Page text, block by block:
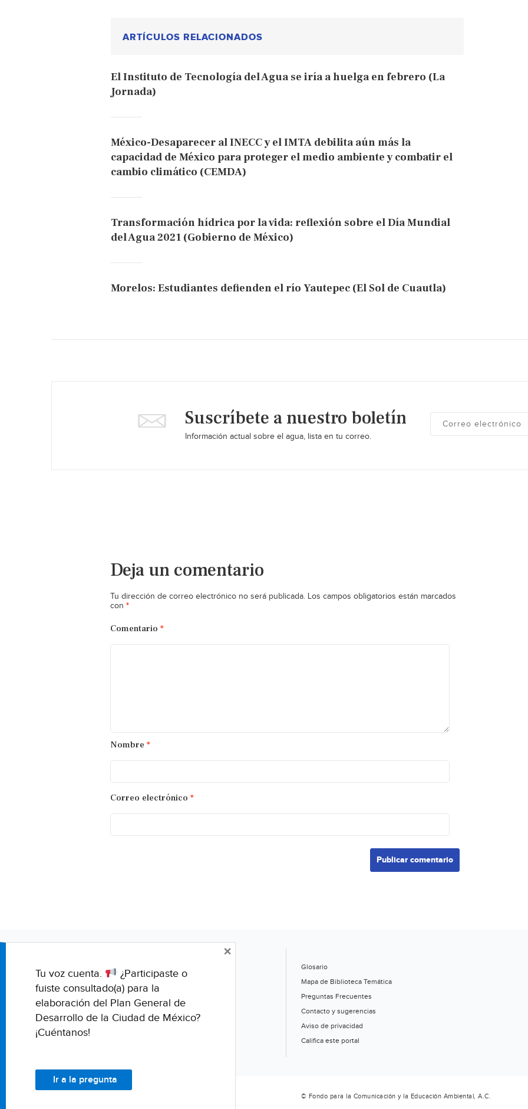
ARTÍCULOS RELACIONADOS
El Instituto de Tecnología del Agua se iría a huelga en febrero (La
Jornada)
México-Desaparecer al INECC y el IMTA debilita aún más la
capacidad de México para proteger el medio ambiente y combatir el
cambio climático (CEMDA)
Transformación hídrica por la vida: reflexión sobre el Día Mundial
del Agua 2021 (Gobierno de México)
Morelos: Estudiantes defienden el río Yautepec (El Sol de Cuautla)
Suscríbete a nuestro boletín
Información actual sobre el agua, lista en tu correo.
Deja un comentario
Tu dirección de correo electrónico no será publicada. Los campos obligatorios están marcados
con *
Comentario *
Nombre *
Correo electrónico *
Glosario
Mapa de Biblioteca Temática
Preguntas Frecuentes
Contacto y sugerencias
Aviso de privacidad
Califica este portal
© Fondo para la Comunicación y la Educación Ambiental, A.C.
Tu voz cuenta.
¿Participaste o
fuiste consultado(a) para la
elaboración del Plan General de
Desarrollo de la Ciudad de México?
¡Cuéntanos!
Ir a la pregunta
×